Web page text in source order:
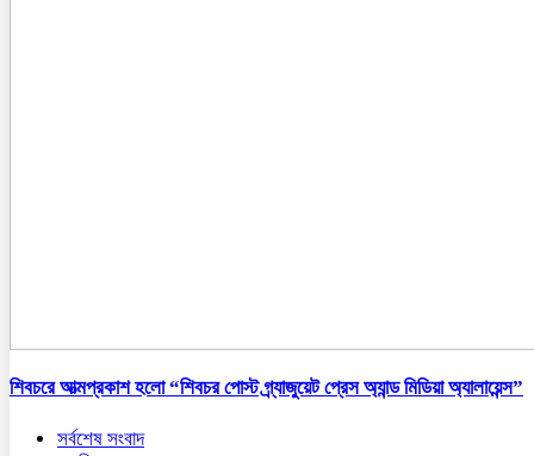
শিবচরে আত্মপ্রকাশ হলো “শিবচর পোস্ট গ্র্যাজুয়েট প্রেস অ্যান্ড মিডিয়া অ্যালায়েন্স”
সর্বশেষ সংবাদ